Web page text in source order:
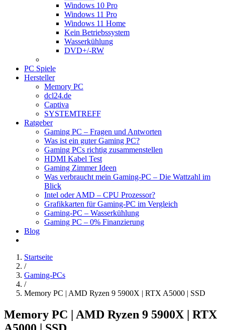
Windows 10 Pro
Windows 11 Pro
Windows 11 Home
Kein Betriebssystem
Wasserkühlung
DVD+/-RW
PC Spiele
Hersteller
Memory PC
dcl24.de
Captiva
SYSTEMTREFF
Ratgeber
Gaming PC – Fragen und Antworten
Was ist ein guter Gaming PC?
Gaming PCs richtig zusammenstellen
HDMI Kabel Test
Gaming Zimmer Ideen
Was verbraucht mein Gaming-PC – Die Wattzahl im
Blick
Intel oder AMD – CPU Prozessor?
Grafikkarten für Gaming-PC im Vergleich
Gaming-PC – Wasserkühlung
Gaming PC – 0% Finanzierung
Blog
Startseite
/
Gaming-PCs
/
Memory PC | AMD Ryzen 9 5900X | RTX A5000 | SSD
Memory PC | AMD Ryzen 9 5900X | RTX